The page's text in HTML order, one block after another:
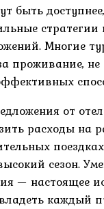
быть
стратегии
Многие
проживание, не
от
расходы на
сезон.
— настоящее
каждый